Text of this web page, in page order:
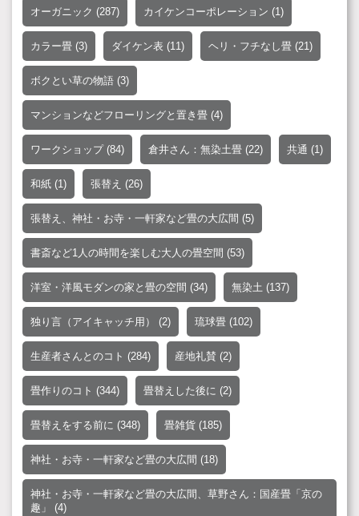
オーガニック (287) カイケンコーポレーション (1)
カラー畳 (3) ダイケン表 (11) ヘリ・フチなし畳 (21)
ボクとい草の物語 (3)
マンションなどフローリングと置き畳 (4)
ワークショップ(84) 倉井さん：無染土畳 (22) 共通 (1)
和紙 (1) 張替え (26)
張替え、神社・お寺・一軒家など畳の大広間 (5)
書斎など1人の時間を楽しむ大人の畳空間 (53)
洋室・洋風モダンの家と畳の空間 (34) 無染土 (137)
独り言（アイキャッチ用） (2) 琉球畳 (102)
生産者さんとのコト (284) 産地礼賛 (2)
畳作りのコト (344) 畳替えした後に (2)
畳替えをする前に (348) 畳雑貨 (185)
神社・お寺・一軒家など畳の大広間 (18)
神社・お寺・一軒家など畳の大広間、草野さん：国産畳「京の
趣」
(4)